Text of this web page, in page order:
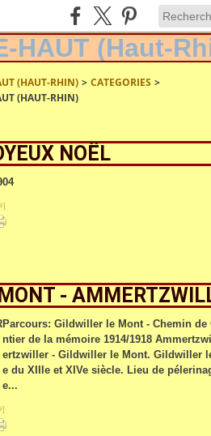
(HAUT-RHIN) > CATEGORIES >
(HAUT-RHIN)
NOËL
]
-
Parcours: Gildwiller le Mont - Chemin
ntier de la mémoire 1914/1918
ertzwiller - Gildwiller le Mont. Gildwiller
e du XIIIe et XIVe siècle. Lieu de
e...
]